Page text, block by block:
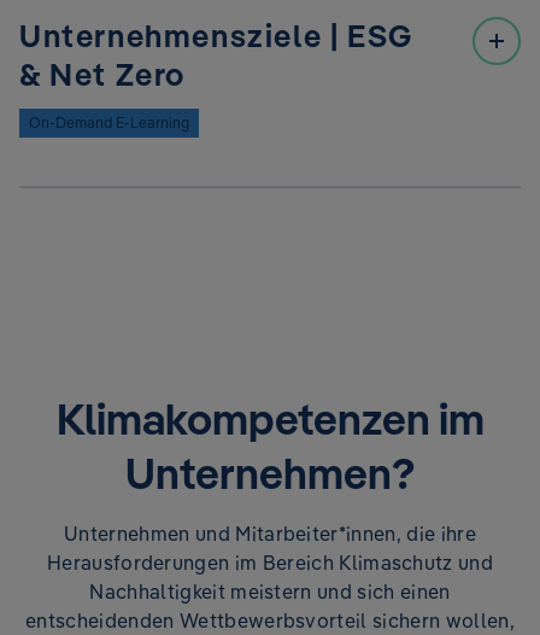
Unternehmensziele | ESG
& Net Zero
On-Demand E-Learning
60 Minuten on-demand Session
Vermittelte Kompetenzen:
Lösungsbewusstsein
Chancenbewusstsein
Klimakompetenzen im
Unternehmen?
Unternehmen und Mitarbeiter*innen, die ihre
Herausforderungen im Bereich Klimaschutz und
Nachhaltigkeit meistern und sich einen
entscheidenden Wettbewerbsvorteil sichern wollen,